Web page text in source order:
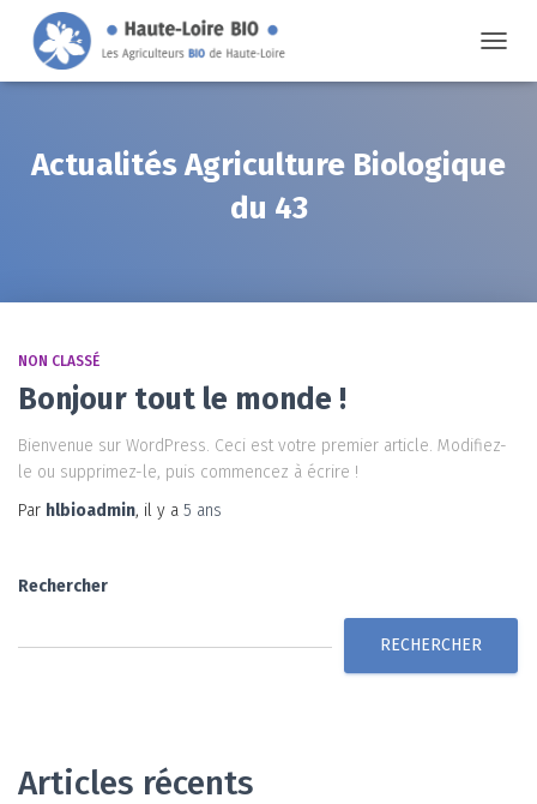
LA
Actualités Agriculture Biologique
du 43
NON CLASSÉ
Bonjour tout le monde !
Bienvenue sur WordPress. Ceci est votre premier article. Modifiez-
le ou supprimez-le, puis commencez à écrire !
Par hlbioadmin, il y a 5 ans
Rechercher
RECHERCHER
Articles récents